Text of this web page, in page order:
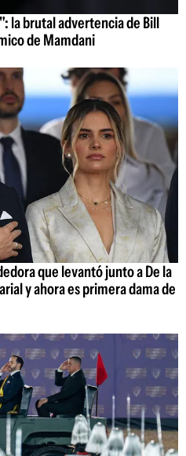
la brutal advertencia de Bill
de Mamdani
que levantó junto a De la
y ahora es primera dama de